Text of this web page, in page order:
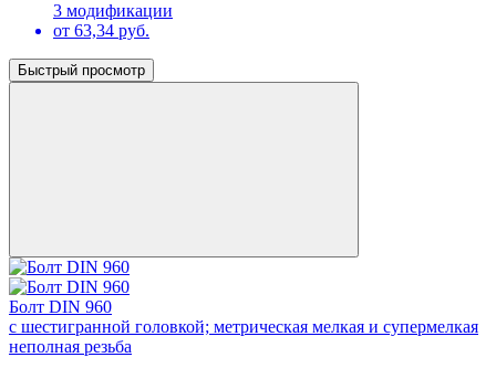
3 модификации
от 63,34 руб.
Быстрый просмотр
Болт DIN 960
с шестигранной головкой; метрическая мелкая и супермелкая
неполная резьба